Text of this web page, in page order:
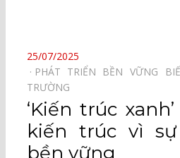
POSTED
ON
25/07/2025
PHÁT TRIỂN BỀN VỮNG⠀
TRƯỜNG⠀
‘Kiến trúc
kiến trúc vì
bền vững